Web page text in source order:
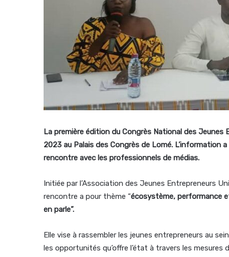
La première édition du Congrès National des Jeunes
2023 au Palais des Congrès de Lomé. L’information
rencontre avec les professionnels de médias.
Initiée par l’Association des Jeunes Entrepreneurs
rencontre a pour thème “écosystème, performance
en parle”.
Elle vise à rassembler les jeunes entrepreneurs au
les opportunités qu’offre l’état à travers les mesures